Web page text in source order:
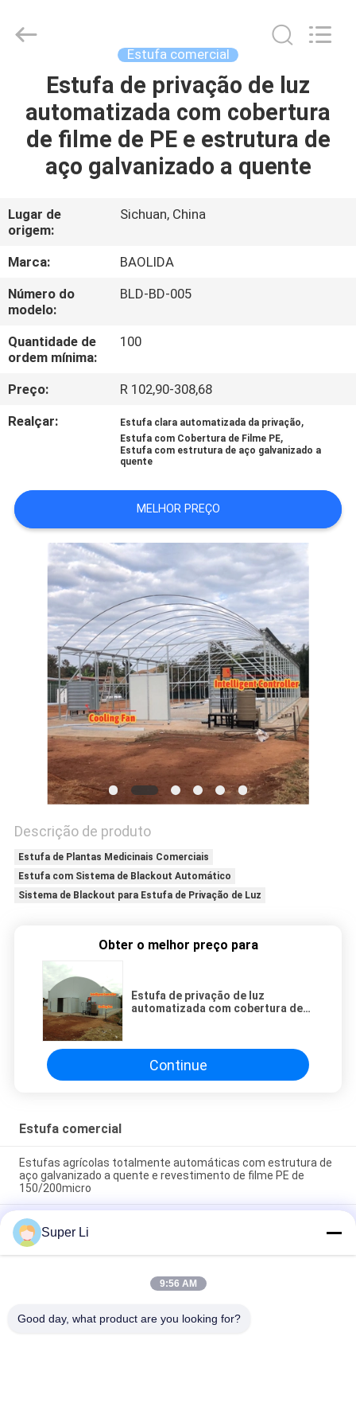
CASA
PRODUTOS
MOSTRA
DE
VR
SOBRE
NÓS
EXCURSÃO
DA
FÁBRICA
DA
QUALIDADE
CONTACTE-
NOTÍCIA
MAPA
POLÍTICA
DE
PRIVACIDADE
Fittings
Manufacturing
Estufa comercial
Estufa de privação de luz
automatizada com cobertura
de filme de PE e estrutura de
aço galvanizado a quente
Lugar de
origem:
Sichuan, China
Marca:
BAOLIDA
Número do
modelo:
BLD-BD-005
Quantidade de
ordem mínima:
100
Preço:
R 102,90-308,68
Realçar:
Estufa clara automatizada da privação,
Estufa com Cobertura de Filme PE,
Estufa com estrutura de aço galvanizado a
quente
MELHOR PREÇO
Descrição de produto
Estufa de Plantas Medicinais Comerciais
Estufa com Sistema de Blackout Automático
Sistema de Blackout para Estufa de Privação de Luz
Obter o melhor preço para
Estufa de privação de luz
automatizada com cobertura de
Continue
Estufa comercial
Estufas agrícolas totalmente automáticas com estrutura de
aço galvanizado a quente e revestimento de filme PE de
150/200micro
Estufa de Túnel Alto de Vão Único com Estrutura de Tubo de
Aço Galvanizado a Quente e Cobertura de Filme de PE de
150/200micra com Ventilação Manual ou Elétrica de Rolo
Estufa Túnel de Vão Único Durável com Estrutura de Aço
Galvanizado a Quente e Cobertura de Filme PE de 150/200
Super Li
9:56 AM
Good day, what product are you looking for?